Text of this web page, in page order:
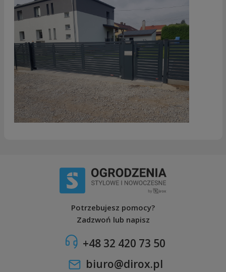
Potrzebujesz pomocy?
Zadzwoń lub napisz
+48 32 420 73 50
biuro@dirox.pl